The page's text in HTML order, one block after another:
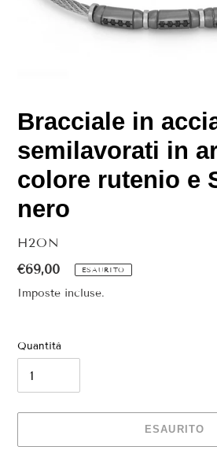
Bracciale in
semilavorati in
colore rutenio e
nero
VENDITORE
H2ON
Prezzo
di
€69,00 ESAURITO
Imposte incluse.
Quantità
ESAURITO